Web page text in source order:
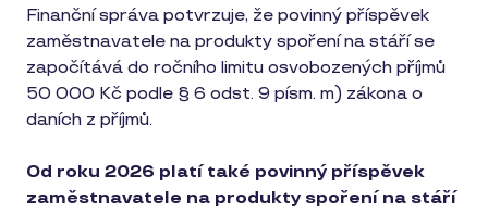
Finanční správa potvrzuje, že povinný příspěvek
zaměstnavatele na produkty spoření na stáří se
započítává do ročního limitu osvobozených příjmů
50 000 Kč podle § 6 odst. 9 písm. m) zákona o
daních z příjmů.
Od roku 2026 platí také povinný příspěvek
zaměstnavatele na produkty spoření na stáří